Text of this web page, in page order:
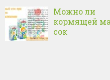
Можно ли
кормящей
сок